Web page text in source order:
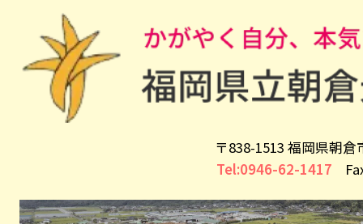
〒838-1513 福岡県朝倉
Tel:0946-62-1417